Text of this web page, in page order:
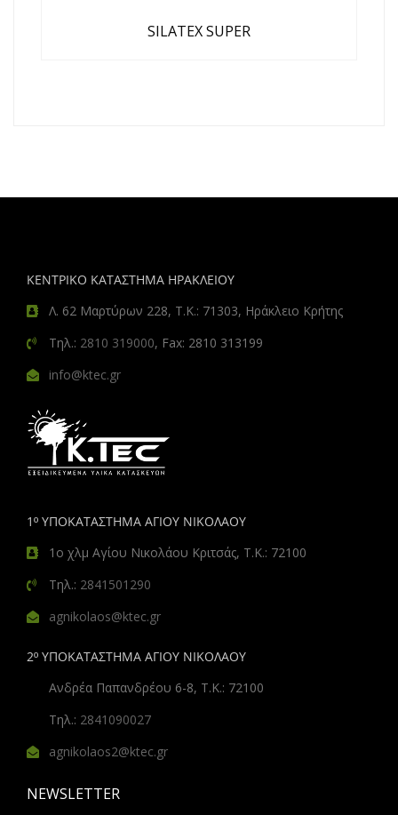
SILATEX SUPER
ΚΕΝΤΡΙΚΟ ΚΑΤΑΣΤΗΜΑ ΗΡΑΚΛΕΙΟΥ
Λ. 62 Μαρτύρων 228, Τ.Κ.: 71303, Ηράκλειο Κρήτης
Τηλ.: 2810 319000, Fax: 2810 313199
info@ktec.gr
1º ΥΠΟΚΑΤΑΣΤΗΜΑ ΑΓΙΟΥ ΝΙΚΟΛΑΟΥ
1ο χλμ Αγίου Νικολάου Κριτσάς, Τ.Κ.: 72100
Τηλ.: 2841501290
agnikolaos@ktec.gr
2º ΥΠΟΚΑΤΑΣΤΗΜΑ ΑΓΙΟΥ ΝΙΚΟΛΑΟΥ
Ανδρέα Παπανδρέου 6-8, Τ.Κ.: 72100
Τηλ.: 2841090027
agnikolaos2@ktec.gr
NEWSLETTER